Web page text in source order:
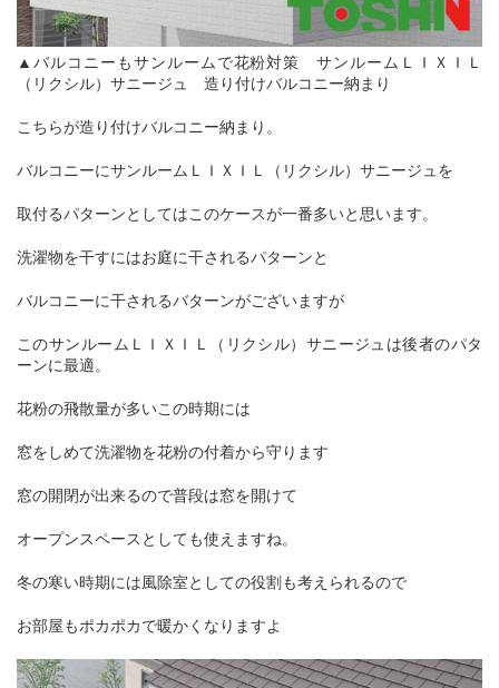
▲バルコニーもサンルームで花粉対策 サンルームＬＩＸＩＬ
（リクシル）サニージュ 造り付けバルコニー納まり
こちらが造り付けバルコニー納まり。
バルコニーにサンルームＬＩＸＩＬ（リクシル）サニージュを
取付るパターンとしてはこのケースが一番多いと思います。
洗濯物を干すにはお庭に干されるパターンと
バルコニーに干されるバターンがございますが
このサンルームＬＩＸＩＬ（リクシル）サニージュは後者のパタ
ーンに最適。
花粉の飛散量が多いこの時期には
窓をしめて洗濯物を花粉の付着から守ります
窓の開閉が出来るので普段は窓を開けて
オープンスペースとしても使えますね。
冬の寒い時期には風除室としての役割も考えられるので
お部屋もポカポカで暖かくなりますよ